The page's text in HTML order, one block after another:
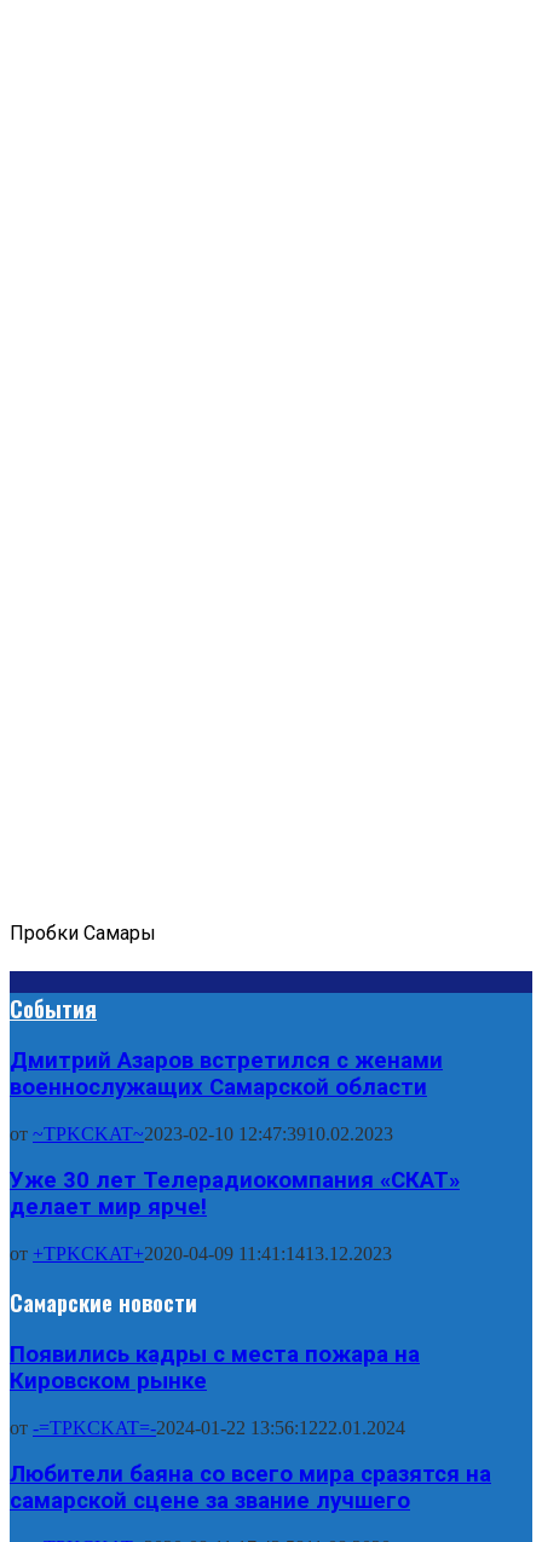
Пробки Самары
События
Дмитрий Азаров встретился с женами
военнослужащих Самарской области
от ~TPKCKAT~2023-02-10 12:47:3910.02.2023
Уже 30 лет Телерадиокомпания «СКАТ»
делает мир ярче!
от +TPKCKAT+2020-04-09 11:41:1413.12.2023
Самарские новости
Появились кадры с места пожара на
Кировском рынке
от -=TPKCKAT=-2024-01-22 13:56:1222.01.2024
Любители баяна со всего мира сразятся на
самарской сцене за звание лучшего